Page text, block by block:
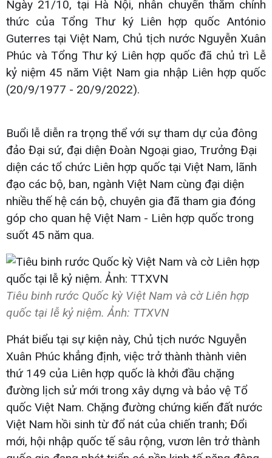
Ngày 21/10, tại Hà Nội, nhân chuyến thăm chính
thức của Tổng Thư ký Liên hợp quốc António
Guterres tại Việt Nam, Chủ tịch nước Nguyễn Xuân
Phúc và Tổng Thư ký Liên hợp quốc đã chủ trì Lễ
kỷ niệm 45 năm Việt Nam gia nhập Liên hợp quốc
(20/9/1977 - 20/9/2022).
Buổi lễ diễn ra trọng thể với sự tham dự của đông
đảo Đại sứ, đại diện Đoàn Ngoại giao, Trưởng Đại
diện các tổ chức Liên hợp quốc tại Việt Nam, lãnh
đạo các bộ, ban, ngành Việt Nam cùng đại diện
nhiều thế hệ cán bộ, chuyên gia đã tham gia đóng
góp cho quan hệ Việt Nam - Liên hợp quốc trong
suốt 45 năm qua.
Tiêu binh rước Quốc kỳ Việt Nam và cờ Liên hợp
quốc tại lễ kỷ niệm. Ảnh: TTXVN
Phát biểu tại sự kiện này, Chủ tịch nước Nguyễn
Xuân Phúc khẳng định, việc trở thành thành viên
thứ 149 của Liên hợp quốc là khởi đầu chặng
đường lịch sử mới trong xây dựng và bảo vệ Tổ
quốc Việt Nam. Chặng đường chứng kiến đất nước
Việt Nam hồi sinh từ đổ nát của chiến tranh; Đổi
mới, hội nhập quốc tế sâu rộng, vươn lên trở thành